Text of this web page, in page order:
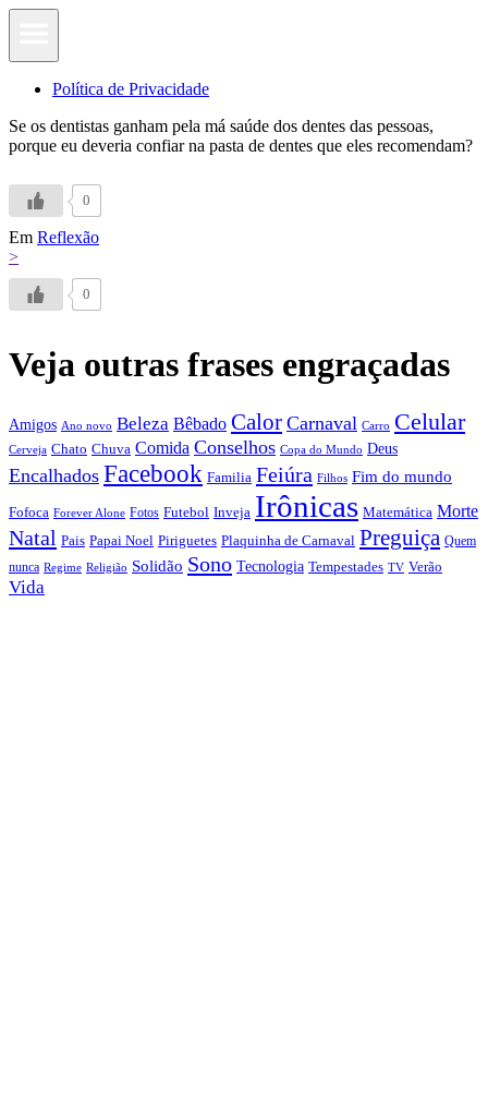
Política de Privacidade
Se os dentistas ganham pela má saúde dos dentes das pessoas,
porque eu deveria confiar na pasta de dentes que eles recomendam?
0
Em Reflexão
>
0
Veja outras frases engraçadas
Amigos Ano novo Beleza Bêbado Calor Carnaval Carro Celular
Cerveja Chato Chuva Comida Conselhos Copa do Mundo Deus
Encalhados Facebook Familia Feiúra Filhos Fim do mundo
Fofoca Forever Alone Fotos Futebol Inveja Irônicas Matemática Morte
Natal Pais Papai Noel Piriguetes Plaquinha de Carnaval Preguiça Quem
nunca Regime Religião Solidão Sono Tecnologia Tempestades TV Verão
Vida